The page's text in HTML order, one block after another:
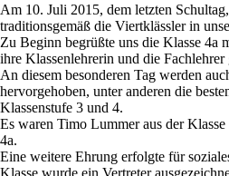
Am 10. Juli 2015, dem letzten
traditionsgemäß die Viertklässler in
Zu Beginn begrüßte uns die Klasse 4a
ihre Klassenlehrerin und die Fachlehrer
An diesem besonderen Tag werden
hervorgehoben, unter anderen die
Klassenstufe 3 und 4.
Es waren Timo Lummer aus der
4a.
Eine weitere Ehrung erfolgte für
Klasse wurde ein Vertreter